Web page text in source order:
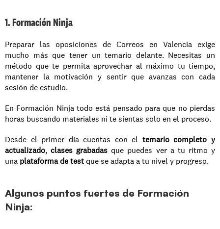
1. Formación Ninja
Preparar las oposiciones de Correos en Valencia exige
mucho más que tener un temario delante. Necesitas un
método que te permita aprovechar al máximo tu tiempo,
mantener la motivación y sentir que avanzas con cada
sesión de estudio.
En Formación Ninja todo está pensado para que no pierdas
horas buscando materiales ni te sientas solo en el proceso.
Desde el primer día cuentas con el temario completo y
actualizado, clases grabadas que puedes ver a tu ritmo y
una plataforma de test que se adapta a tu nivel y progreso.
Algunos puntos fuertes de Formación
Ninja: